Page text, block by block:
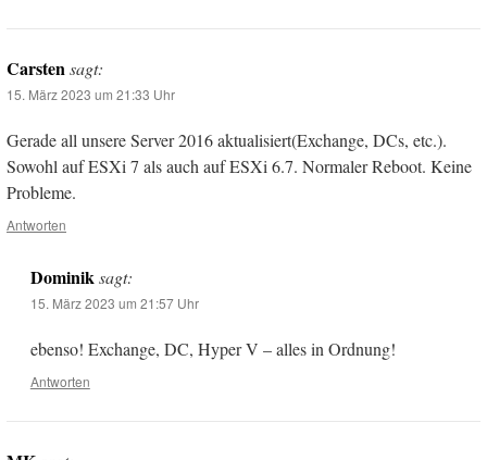
Carstensagt:
15. März 2023 um 21:33 Uhr
Gerade all unsere Server 2016 aktualisiert(Exchange, DCs, etc.).
Sowohl auf ESXi 7 als auch auf ESXi 6.7. Normaler Reboot. Keine
Probleme.
Antworten
Dominik sagt:
15. März 2023 um 21:57 Uhr
ebenso! Exchange, DC, Hyper V – alles in Ordnung!
Antworten